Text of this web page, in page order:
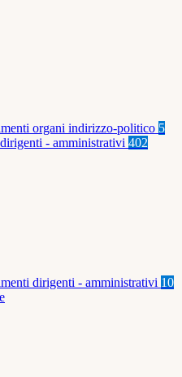
organi indirizzo-politico 5
- amministrativi 402
dirigenti - amministrativi 10